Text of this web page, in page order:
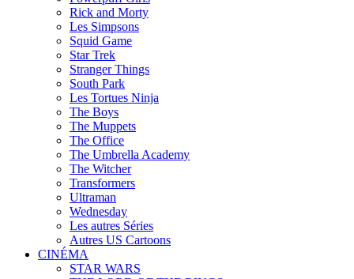
Rick and Morty
Les Simpsons
Squid Game
Star Trek
Stranger Things
South Park
Les Tortues Ninja
The Boys
The Muppets
The Office
The Umbrella Academy
The Witcher
Transformers
Ultraman
Wednesday
Les autres Séries
Autres US Cartoons
CINÉMA
STAR WARS